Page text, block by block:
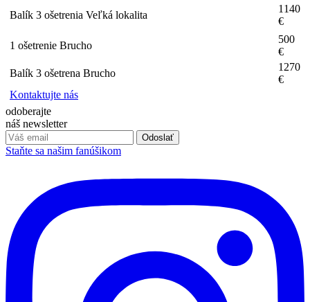
Balík 3 ošetrenia Veľká lokalita
1140
€
1 ošetrenie Brucho
500
€
Balík 3 ošetrena Brucho
1270
€
Kontaktujte nás
odoberajte
náš newsletter
Odoslať
Staňte sa našim fanúšikom